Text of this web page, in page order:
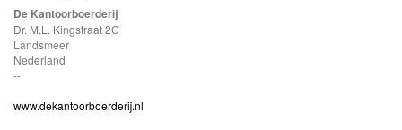
De Kantoorboerderij
Dr. M.L. Kingstraat 2C
Landsmeer
Nederland
--
www.dekantoorboerderij.nl